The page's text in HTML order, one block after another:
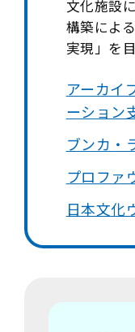
文化施設
構築によ
実現」を
アーカイ
ーション
ブンカ・
プロファ
日本文化